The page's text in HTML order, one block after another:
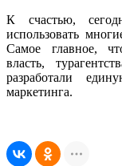
К счастью,
использовать
Самое главное,
власть,
разработали
маркетинга.